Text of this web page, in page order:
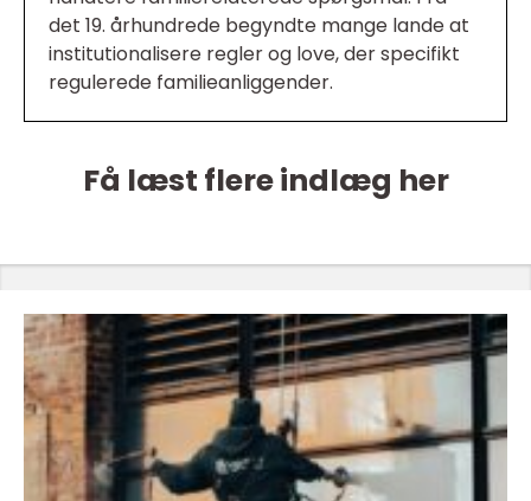
det 19. århundrede begyndte mange lande at
institutionalisere regler og love, der specifikt
regulerede familieanliggender.
Få læst flere indlæg her